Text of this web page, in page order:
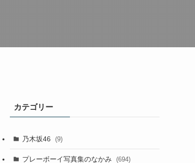
カテゴリー
乃木坂46 (9)
プレーボーイ写真集のなかみ (694)